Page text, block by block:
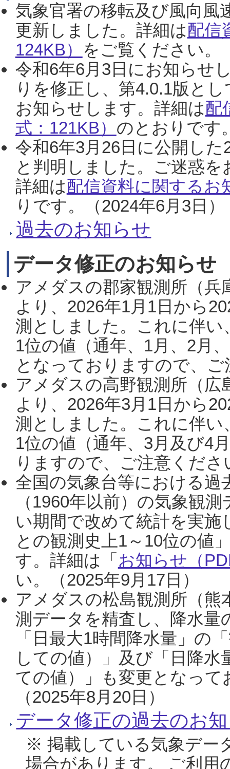
気象官署の移転及び風向風
更新しました。詳細は配信
124KB） をご覧ください。
令和6年6月3日にお知らせ
りを修正し、第4.0.1版と
お知らせします。詳細は配
式：121KB） のとおりです
令和6年3月26日に公開し
と判明しました。ご迷惑
詳細は配信資料に関するお
りです。（2024年6月3日）
過去のお知らせ
データ修正のお知らせ
アメダスの郡家観測所（
より、2026年1月1日から
測としました。これに伴い
1位の値（通年、1月、2月
となっておりますので、
アメダスの高野観測所（
より、2026年3月1日から
測としました。これに伴い
1位の値（通年、3月及び4
りますので、ご注意くだ
全国の気象台等における過
（1960年以前）の気象観
い期間で改めて統計を実
との観測史上1～10位の値
す。詳細は「 お知らせ（
い。（2025年9月17日）
アメダスの松島観測所（熊
測データを精査し、降水
「日最大1時間降水量」の
しての値）」及び「日降
ての値）」も変更となっ
（2025年8月20日）
データ修正の過去のお
※ 掲載している気象デー
場合があります。 ご利用